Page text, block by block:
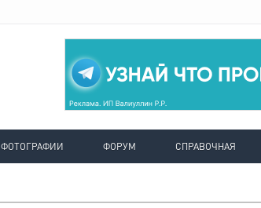
ФОТОГРАФИИ ФОРУМ СПРАВОЧНАЯ